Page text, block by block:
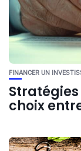
FINANCER UN
choix